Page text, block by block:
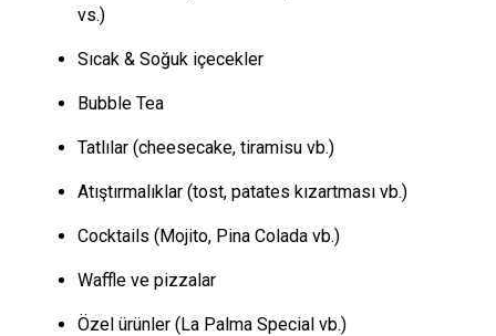
vs.)
Sıcak & Soğuk içecekler
Bubble Tea
Tatlılar (cheesecake, tiramisu vb.)
Atıştırmalıklar (tost, patates kızartması vb.)
Cocktails (Mojito, Pina Colada vb.)
Waffle ve pizzalar
Özel ürünler (La Palma Special vb.)